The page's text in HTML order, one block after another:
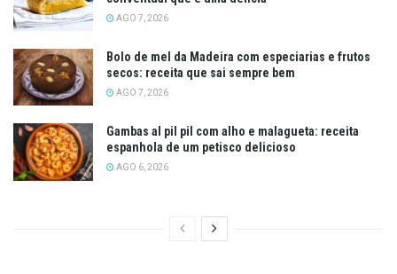
AGO 7, 2026
Bolo de mel da Madeira com especiarias e frutos
secos: receita que sai sempre bem
AGO 7, 2026
Gambas al pil pil com alho e malagueta: receita
espanhola de um petisco delicioso
AGO 6, 2026